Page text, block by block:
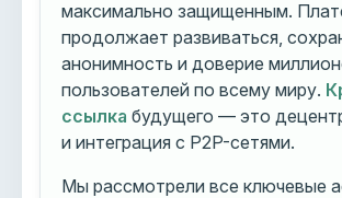
максимально защищенным.
продолжает развиваться,
анонимность и доверие
пользователей по всему миру.
ссылка будущего — это
и интеграция с P2P-сетями.
Мы рассмотрели все ключевые